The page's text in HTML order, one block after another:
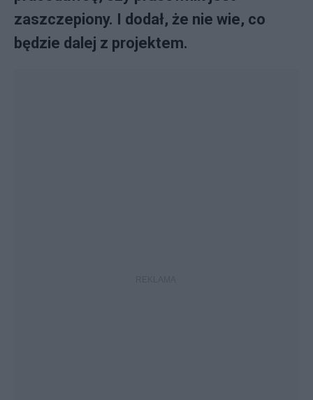
zaszczepiony. I dodał, że nie wie, co
będzie dalej z projektem.